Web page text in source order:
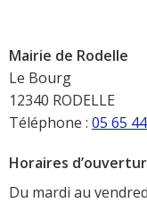
Mairie de Rodelle
Le Bourg
12340 RODELLE
Téléphone : 05 65
Horaires
Du mardi au